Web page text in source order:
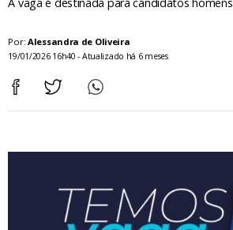
A vaga é destinada para candidatos homens
Por: Alessandra de Oliveira
19/01/2026 16h40 - Atualizado há 6 meses